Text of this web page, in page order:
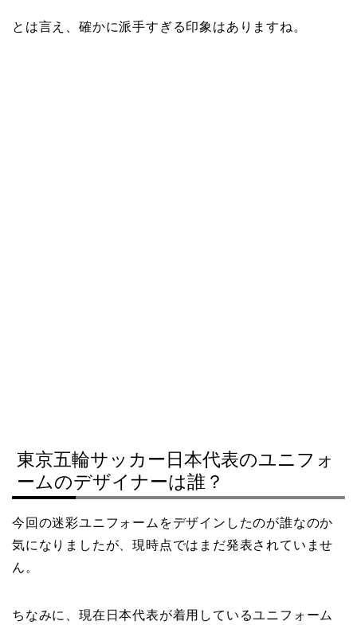
とは言え、確かに派手すぎる印象はありますね。
東京五輪サッカー日本代表のユニフォ
ームのデザイナーは誰？
今回の迷彩ユニフォームをデザインしたのが誰なのか
気になりましたが、現時点ではまだ発表されていませ
ん。
ちなみに、現在日本代表が着用しているユニフォーム